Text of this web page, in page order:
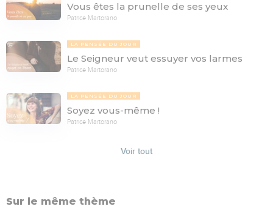
Vous êtes la prunelle de ses yeux
Patrice Martorano
LA PENSÉE DU JOUR
Le Seigneur veut essuyer vos larmes
Patrice Martorano
LA PENSÉE DU JOUR
Soyez vous-même !
Patrice Martorano
Voir tout
Sur le même thème